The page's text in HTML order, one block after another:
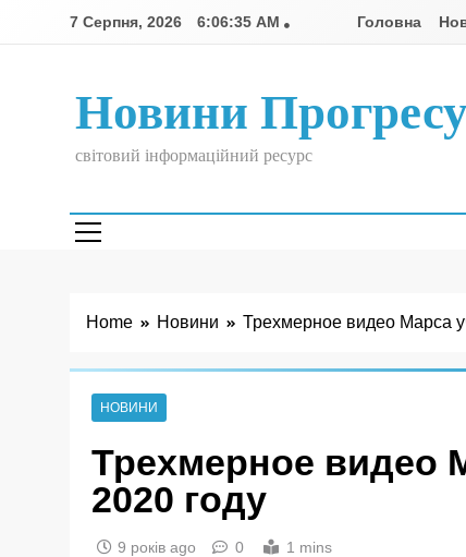
7 Серпня, 2026 6:06:35 AM Головна
Новини Прогресу
світовий інформаційний ресурс
Home Новини Трехмерное видео Марса
НОВИНИ
Трехмерное видео
2020 году
9 років ago 0 1 mins